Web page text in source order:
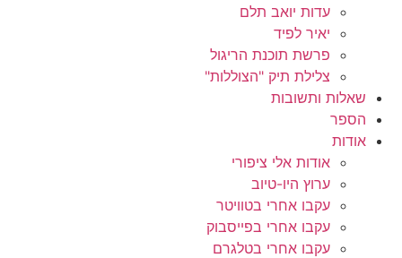
עדות יואב תלם
יאיר לפיד
פרשת תוכנת הריגול
צלילת תיק "הצוללות"
שאלות ותשובות
הספר
אודות
אודות אלי ציפורי
ערוץ היו-טיוב
עקבו אחרי בטוויטר
עקבו אחרי בפייסבוק
עקבו אחרי בטלגרם